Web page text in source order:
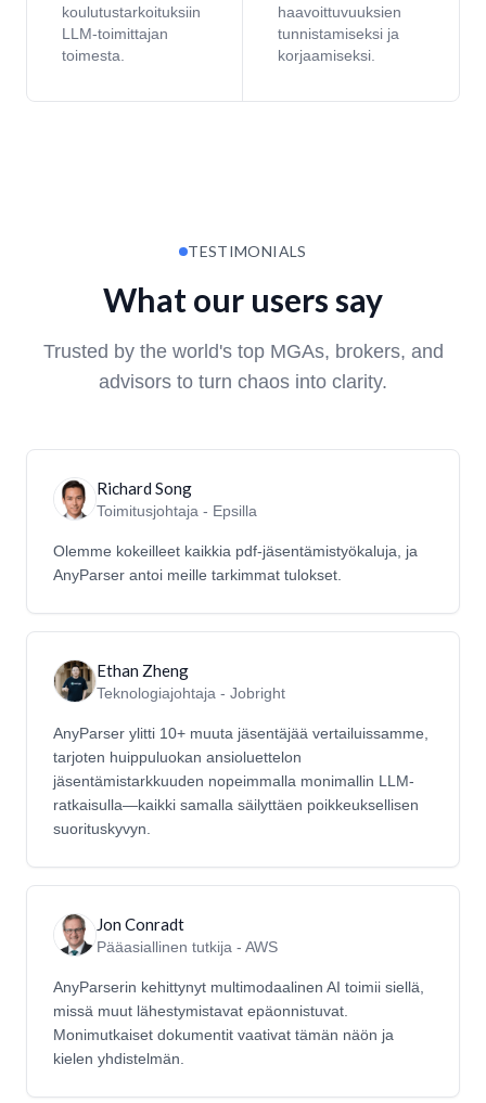
koulutustarkoituksiin
LLM-toimittajan
toimesta.
haavoittuvuuksien
tunnistamiseksi ja
korjaamiseksi.
TESTIMONIALS
What our users say
Trusted by the world's top MGAs, brokers, and
advisors to turn chaos into clarity.
Richard Song
Toimitusjohtaja - Epsilla
Olemme kokeilleet kaikkia pdf-jäsentämistyökaluja, ja
AnyParser antoi meille tarkimmat tulokset.
Ethan Zheng
Teknologiajohtaja - Jobright
AnyParser ylitti 10+ muuta jäsentäjää vertailuissamme,
tarjoten huippuluokan ansioluettelon
jäsentämistarkkuuden nopeimmalla monimallin LLM-
ratkaisulla—kaikki samalla säilyttäen poikkeuksellisen
suorituskyvyn.
Jon Conradt
Pääasiallinen tutkija - AWS
AnyParserin kehittynyt multimodaalinen AI toimii siellä,
missä muut lähestymistavat epäonnistuvat.
Monimutkaiset dokumentit vaativat tämän näön ja
kielen yhdistelmän.